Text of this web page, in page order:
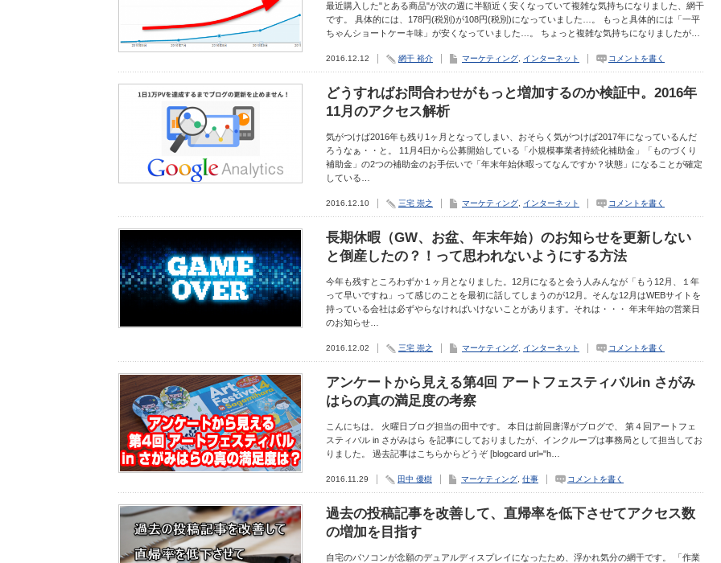
最近購入した"とある商品"が次の週に半額近く安くなっていて複雑な気持ちになりました、網干
です。 具体的には、178円(税別)が108円(税別)になっていました…。 もっと具体的には「一平
ちゃんショートケーキ味」が安くなっていました…。 ちょっと複雑な気持ちになりましたが…
2016.12.12 網干 裕介 マーケティング インターネット コメントを書く
どうすればお問合わせがもっと増加するのか検証中。2016年
11月のアクセス解析
気がつけば2016年も残り1ヶ月となってしまい、おそらく気がつけば2017年になっているんだ
ろうなぁ・・と。 11月4日から公募開始している「小規模事業者持続化補助金」「ものづくり
補助金」の2つの補助金のお手伝いで「年末年始休暇ってなんですか？状態」になることが確定
している…
2016.12.10 三宅 崇之 マーケティング インターネット コメントを書く
長期休暇（GW、お盆、年末年始）のお知らせを更新しない
と倒産したの？！って思われないようにする方法
今年も残すところわずか１ヶ月となりました。12月になると会う人みんなが「もう12月、１年
って早いですね」って感じのことを最初に話してしまうのが12月。そんな12月はWEBサイトを
持っている会社は必ずやらなければいけないことがあります。それは・・・ 年末年始の営業日
のお知らせ…
2016.12.02 三宅 崇之 マーケティング インターネット コメントを書く
アンケートから見える第4回 アートフェスティバルin さがみ
はらの真の満足度の考察
こんにちは。 火曜日ブログ担当の田中です。 本日は前回唐澤がブログで、 第４回アートフェ
スティバル in さがみはら を記事にしておりましたが、インクループは事務局として担当してお
りました。 過去記事はこちらからどうぞ [blogcard url="h…
2016.11.29 田中 優樹 マーケティング 仕事 コメントを書く
過去の投稿記事を改善して、直帰率を低下させてアクセス数
の増加を目指す
自宅のパソコンが念願のデュアルディスプレイになったため、浮かれ気分の網干です。 「作業